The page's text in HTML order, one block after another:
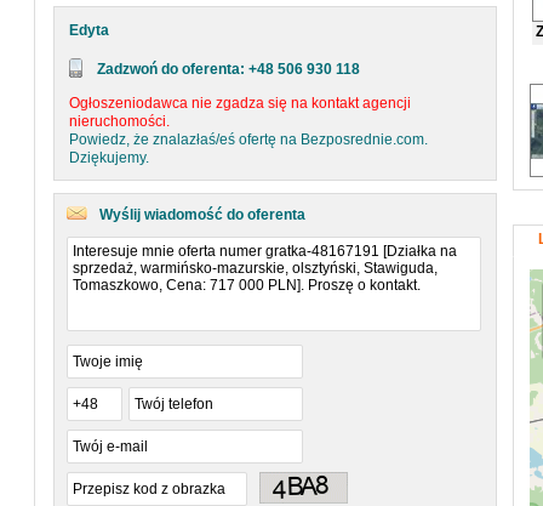
✨ Ta lokalizacja oferuje
Bliskość Natury:
Ulica Wilcza znajduje się w otoczeniu
nowoczesnej zabudowy jednorodzinnej oraz
malowniczych terenów zielonych.
Jezioro Wulpińskie na wyciągnięcie ręki:
Krótki spacer
dzieli Cię od jednego z najczystszych i najpiękniejszych
jezior w regionie, idealnego do żeglowania, kąpieli czy
wędkowania.
prestiżowe pole golfowe
Szybka Komunikacja:Dzięki świetnemu połączeniu z
drogą S51 i S16, dotarcie do serca Olsztyna zajmuje
zaledwie chwilę, co czyni to miejsce idealnym dla osób
pracujących w mieście.
Edyta
Zadzwoń do oferenta: +48 506 930 118
Ogłoszeniodawca nie zgadza się na kontakt agencji
nieruchomości.
Powiedz, że znalazłaś/eś ofertę na Bezposrednie.com.
Dziękujemy.
Wyślij wiadomość do oferenta